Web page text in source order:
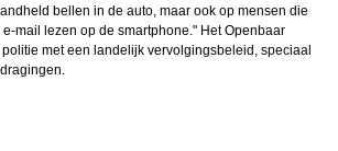
bellen in de auto, maar ook op mensen die
mail lezen op de smartphone." Het Openbaar
met een landelijk vervolgingsbeleid, speciaal